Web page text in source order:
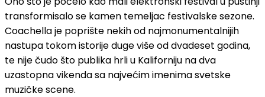
transformisalo se kamen temeljac festivalske sezone.
Coachella je poprište nekih od najmonumentalnijih
nastupa tokom istorije duge više od dvadeset godina,
te nije čudo što publika hrli u Kaliforniju na dva
uzastopna vikenda sa najvećim imenima svetske
muzičke scene.